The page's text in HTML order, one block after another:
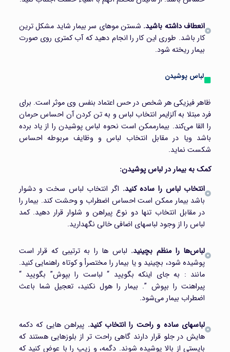
انعطاف داشته باشید. شستن موهای سر بیمار شاید مشکل ترین
کار باشد. طوری این کار را انجام دهید که آب کمتری روی صورت
بیمار ریخته شود.
لباس پوشیدن
ظاهر فیزیکی هر شخص در حس اعتماد بنفس وی موثر است. برای
فرد مبتلا به آلزایمر انتخاب لباس و به تن کردن آن احساس حرمان
را القا می‌کند. بیمارممکن است نحوه لباس پوشیدن را از یاد برده
باشد ویا در مقابل انتخاب لباس و وظایف مربوطه احساس
شکست نماید.
کمک به بیمار در لباس پوشیدن:
انتخاب لباس را ساده کنید. اگر انتخاب لباس سخت و دشوار
باشد بیمار ممکن است احساس اضطراب و وحشت کند. بیمار را
در مقابل انتخاب تنها دو نوع پیراهن و شلوار قرار دهید. کمد
لباس را از وجود لباسهای اضافی خالی نگهدارید.
لباس‌ها را منظم بچینید. لباس ها را به ترتیبی که قرار است
پوشیده شود، بچینید و یا بیمار را مختصرأ و کوتاه راهنمایی کنید.
مانند : به جای اینکه بگویید “ لباست را بپوش” بگویید “
پیراهنت را بپوش ”. بیمار را هول نکنید، تعجیل شما باعث
اضطراب بیمار می‌شود.
لباسهای ساده و راحت را انتخاب کنید. پیراهن هایی که دکمه
هایش در جلو قرار دارند گاهی راحت تر از بلوزهایی هستند که
بایستی از بالا پوشیده شوند. دگمه، و زیپ را با عوض کنید که